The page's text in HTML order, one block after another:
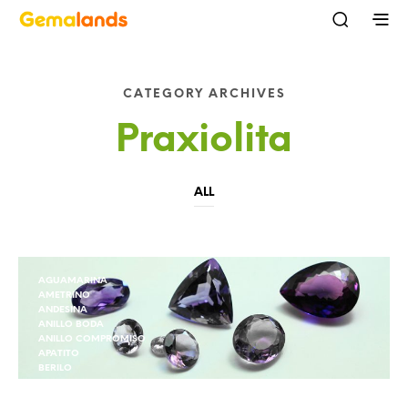
CATEGORY ARCHIVES
Praxiolita
ALL
AGUAMARINA
AMETRINO
ANDESINA
ANILLO BODA
ANILLO COMPROMISO
APATITO
BERILO